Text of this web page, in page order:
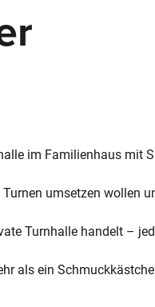
im Familienhaus mit
umsetzen wollen
Turnhalle handelt –
als ein